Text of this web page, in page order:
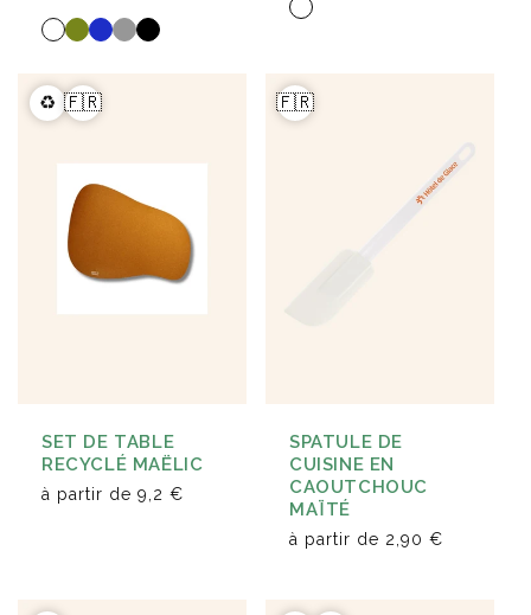
♻️ 🇫🇷
SET DE TABLE
RECYCLÉ MAËLIC
à partir de 9,2 €
🇫🇷
SPATULE DE
CUISINE EN
CAOUTCHOUC
MAÏTÉ
à partir de 2,90 €